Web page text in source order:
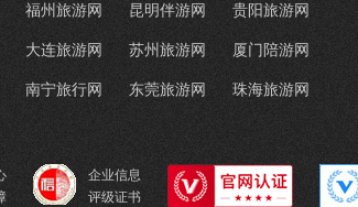
福州旅游网 昆明伴游网 贵阳旅游网
大连旅游网 苏州旅游网 厦门陪游网
南宁旅行网 东莞旅游网 珠海旅游网
企业信息
评级证书